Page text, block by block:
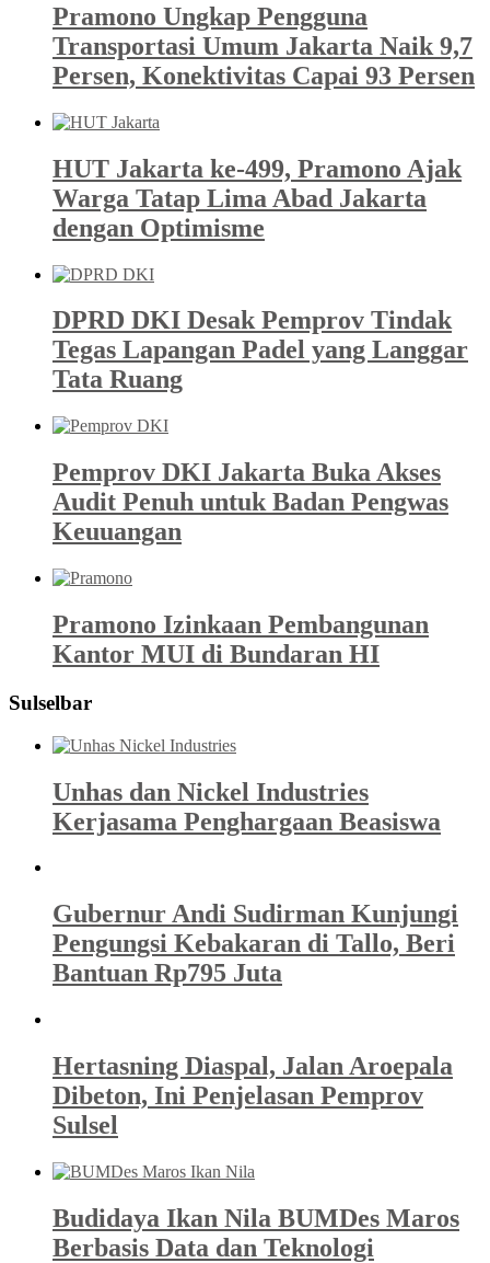
Pramono Ungkap Pengguna
Transportasi Umum Jakarta Naik 9,7
Persen, Konektivitas Capai 93 Persen
HUT Jakarta ke-499, Pramono Ajak
Warga Tatap Lima Abad Jakarta
dengan Optimisme
DPRD DKI Desak Pemprov Tindak
Tegas Lapangan Padel yang Langgar
Tata Ruang
Pemprov DKI Jakarta Buka Akses
Audit Penuh untuk Badan Pengwas
Keuuangan
Pramono Izinkaan Pembangunan
Kantor MUI di Bundaran HI
Sulselbar
Unhas dan Nickel Industries
Kerjasama Penghargaan Beasiswa
Gubernur Andi Sudirman Kunjungi
Pengungsi Kebakaran di Tallo, Beri
Bantuan Rp795 Juta
Hertasning Diaspal, Jalan Aroepala
Dibeton, Ini Penjelasan Pemprov
Sulsel
Budidaya Ikan Nila BUMDes Maros
Berbasis Data dan Teknologi